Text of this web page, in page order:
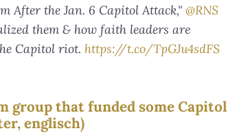
After the Jan. 6 Capitol Attack," @RNS
them & how faith leaders are
Capitol riot. https://t.co/TpGJu4sdFS
group that funded some Capitol
englisch)